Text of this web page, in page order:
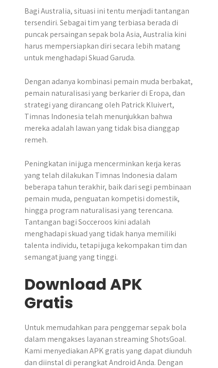
Bagi Australia, situasi ini tentu menjadi tantangan
tersendiri. Sebagai tim yang terbiasa berada di
puncak persaingan sepak bola Asia, Australia kini
harus mempersiapkan diri secara lebih matang
untuk menghadapi Skuad Garuda.
Dengan adanya kombinasi pemain muda berbakat,
pemain naturalisasi yang berkarier di Eropa, dan
strategi yang dirancang oleh Patrick Kluivert,
Timnas Indonesia telah menunjukkan bahwa
mereka adalah lawan yang tidak bisa dianggap
remeh.
Peningkatan ini juga mencerminkan kerja keras
yang telah dilakukan Timnas Indonesia dalam
beberapa tahun terakhir, baik dari segi pembinaan
pemain muda, penguatan kompetisi domestik,
hingga program naturalisasi yang terencana.
Tantangan bagi Socceroos kini adalah
menghadapi skuad yang tidak hanya memiliki
talenta individu, tetapi juga kekompakan tim dan
semangat juang yang tinggi.
Download APK
Gratis
Untuk memudahkan para penggemar sepak bola
dalam mengakses layanan streaming ShotsGoal.
Kami menyediakan APK gratis yang dapat diunduh
dan diinstal di perangkat Android Anda. Dengan